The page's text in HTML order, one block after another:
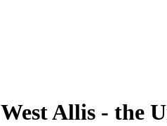
West Allis - the